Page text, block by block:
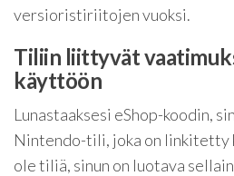
versioristiriitojen vuoksi.
Tiliin liittyvät
käyttöön
Lunastaaksesi eShop-koodin,
Nintendo-tili, joka on linkitetty
ole tiliä, sinun on luotava